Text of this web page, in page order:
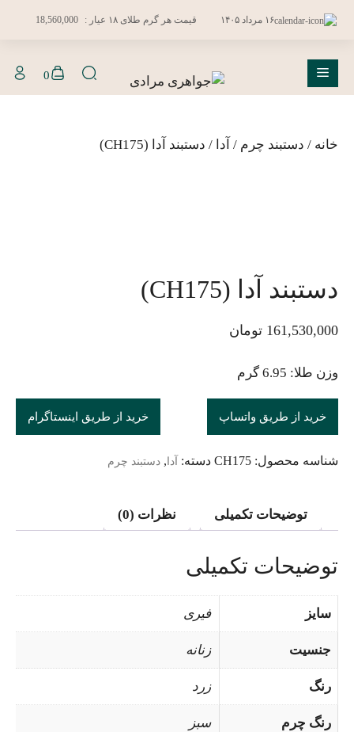
۱۶ مرداد ۱۴۰۵ قیمت هر گرم طلای ۱۸ عیار : 18,560,000
0 فهرست
خانه / دستبند چرم / آدا / دستبند آدا (CH175)
دستبند آدا (CH175)
161,530,000 تومان
وزن طلا: 6.95 گرم
خرید از طریق واتساپ خرید از طریق اینستاگرام
شناسه محصول: CH175 دسته: آدا , دستبند چرم
توضیحات تکمیلی نظرات (0)
توضیحات تکمیلی
سایز فیری
جنسیت زنانه
رنگ زرد
رنگ چرم سبز